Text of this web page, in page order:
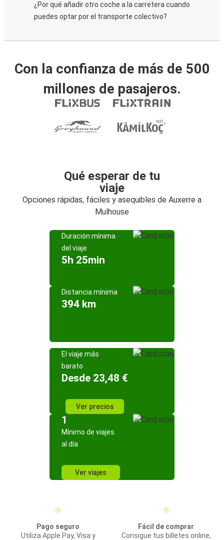
¿Por qué añadir otro coche a la carretera cuando
puedes optar por el transporte colectivo?
Con la confianza de más de 500
millones de pasajeros.
Qué esperar de tu
viaje
Opciones rápidas, fáciles y asequibles de Auxerre a
Mulhouse
Duración mínima
del viaje
5h 25min
Distancia mínima
394 km
El viaje más
barato
Desde 23,48 €
Ver precios
1
Mínimo de viajes
al día
Ver viajes
Pago seguro
Utiliza Apple Pay, Visa y
Fácil de comprar
Consigue tus billetes online,